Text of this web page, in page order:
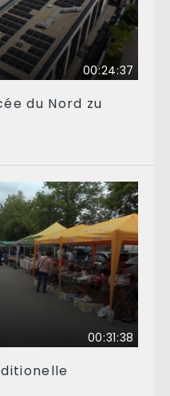
00:24:37
du Nord zu
00:31:38